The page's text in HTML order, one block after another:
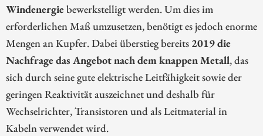
Windenergiebewerkstelligt werden. Um dies im
erforderlichen Maß umzusetzen, benötigt es jedoch enorme
Mengen an Kupfer. Dabei überstieg bereits 2019 die
Nachfrage das Angebot nach dem knappen Metall, das
sich durch seine gute elektrische Leitfähigkeit sowie der
geringen Reaktivität auszeichnet und deshalb für
Wechselrichter, Transistoren und als Leitmaterial in
Kabeln verwendet wird.